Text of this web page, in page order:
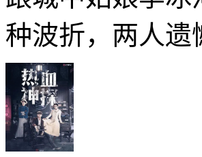
种波折，两人